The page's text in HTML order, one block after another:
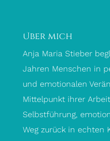
Über mich
Anja Maria Stieber
Jahren Menschen in
und emotionalen
Mittelpunkt ihrer
Selbstführung,
Weg zurück in echten